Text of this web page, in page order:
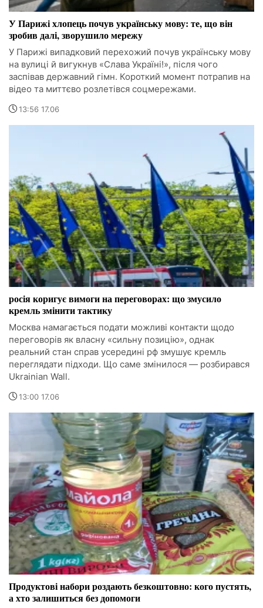
У Парижі хлопець почув українську мову: те, що він
зробив далі, зворушило мережу
У Парижі випадковий перехожий почув українську мову
на вулиці й вигукнув «Слава Україні!», після чого
заспівав державний гімн. Короткий момент потрапив на
відео та миттєво розлетівся соцмережами.
13:56 17.06
росія коригує вимоги на переговорах: що змусило
кремль змінити тактику
Москва намагається подати можливі контакти щодо
переговорів як власну «сильну позицію», однак
реальний стан справ усередині рф змушує кремль
переглядати підходи. Що саме змінилося — розбирався
Ukrainian Wall.
13:00 17.06
Продуктові набори роздають безкоштовно: кого пустять,
а хто залишиться без допомоги